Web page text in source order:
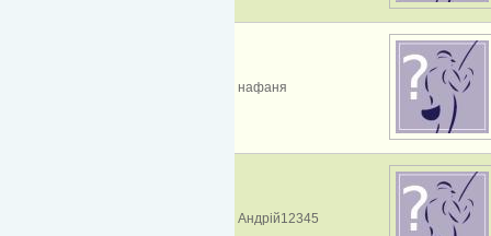
нафаня
Андрій12345